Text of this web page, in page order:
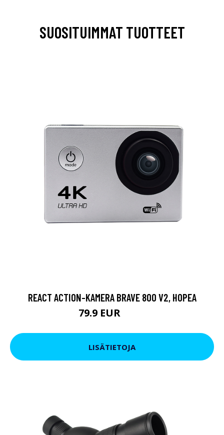
SUOSITUIMMAT TUOTTEET
REACT ACTION-KAMERA BRAVE 800 V2, HOPEA
79.9 EUR
LISÄTIETOJA